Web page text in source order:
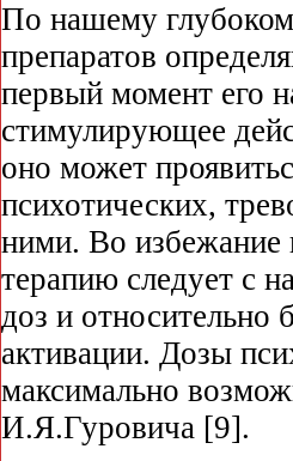
По нашему
препаратов
первый момент его
стимулирующее
оно может
психотических,
ними. Во избежание
терапию следует с
доз и относительно
активации. Дозы
максимально
И.Я.Гуровича [9].